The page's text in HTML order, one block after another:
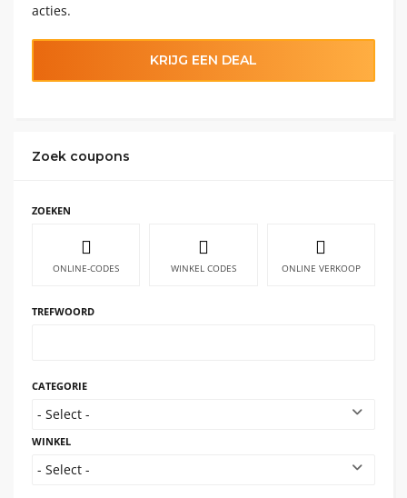
acties.
KRIJG EEN DEAL
Zoek coupons
ZOEKEN
ONLINE-CODES WINKEL CODES ONLINE VERKOOP
TREFWOORD
CATEGORIE
WINKEL